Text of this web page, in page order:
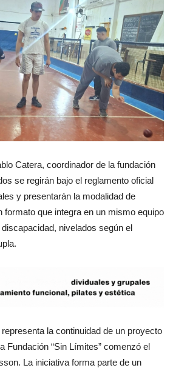
Catera, coordinador de la fundación
se regirán bajo el reglamento oficial
y presentarán la modalidad de
formato que integra en un mismo equipo
nivelados según el
la continuidad de un proyecto
Fundación “Sin Límites” comenzó el
La iniciativa forma parte de un